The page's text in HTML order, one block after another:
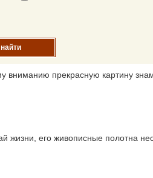
найти
прекрасную картину
его живописные полотна